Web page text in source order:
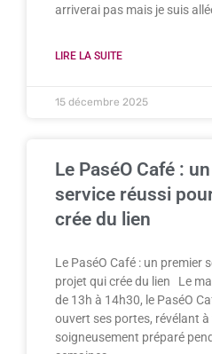
arriverai pas mais je suis
LIRE LA SUITE
15 décembre 2025
Le PaséO Café :
service réussi
crée du lien
Le PaséO Café : un premier
projet qui crée du lien Le
de 13h à 14h30, le PaséO
ouvert ses portes, révélant
soigneusement préparé